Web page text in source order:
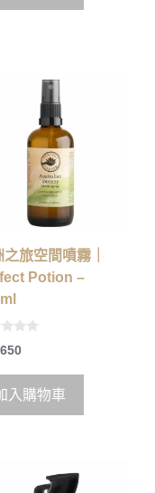
旅空間噴霧｜
Potion –
650
入購物車